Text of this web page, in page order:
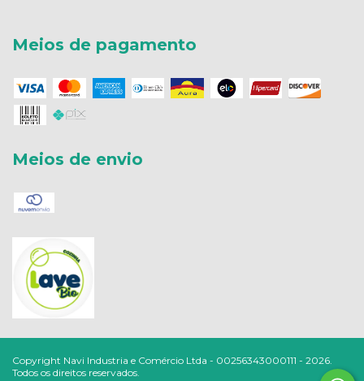
Meios de pagamento
Meios de envio
Copyright Navi Industria e Comércio Ltda - 00256343000111 - 2026.
Todos os direitos reservados.